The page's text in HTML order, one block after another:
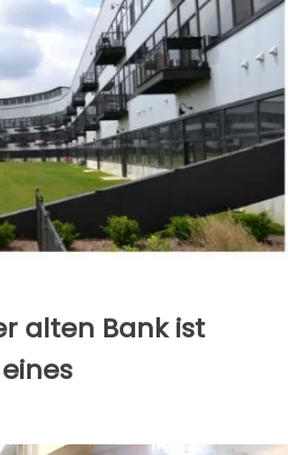
alten Bank ist